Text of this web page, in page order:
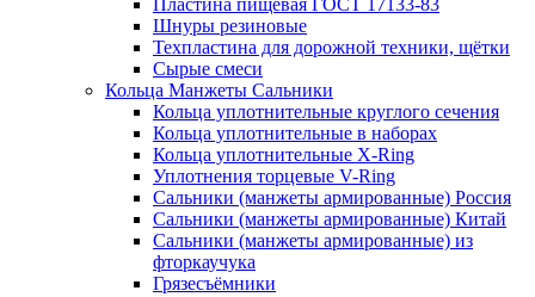
Пластина пищевая ГОСТ 17133-83
Шнуры резиновые
Техпластина для дорожной техники, щётки
Сырые смеси
Кольца Манжеты Сальники
Кольца уплотнительные круглого сечения
Кольца уплотнительные в наборах
Кольца уплотнительные Х-Ring
Уплотнения торцевые V-Ring
Сальники (манжеты армированные) Россия
Сальники (манжеты армированные) Китай
Сальники (манжеты армированные) из
фторкаучука
Грязесъёмники